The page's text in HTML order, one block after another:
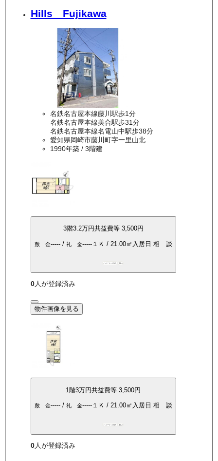
Hills Fujikawa
名鉄名古屋本線藤川駅歩1分
名鉄名古屋本線美合駅歩31分
名鉄名古屋本線名電山中駅歩38分
愛知県岡崎市藤川町字一里山北
1990年築/ 3階建
3階3.2万円共益費等 3,500円
敷 金-----/ 礼 金-----１Ｋ / 21.00㎡ 入居日 相 談
インターネット無料 敷礼0
0人が登録済み
物件画像を見る
1階3万円共益費等 3,500円
敷 金-----/ 礼 金-----１Ｋ / 21.00㎡ 入居日 相 談
インターネット無料 敷礼0
0人が登録済み